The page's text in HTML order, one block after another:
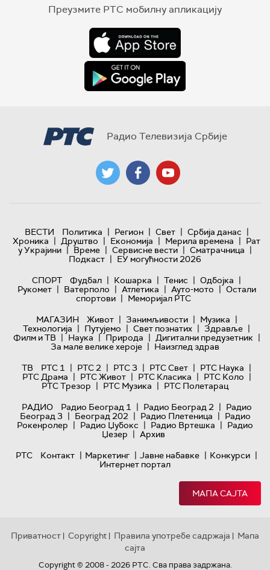
Преузмите РТС мобилну апликацију
Радио Телевизија Србије
ВЕСТИ Политика | Регион | Свет | Србија данас |
Хроника | Друштво | Економија | Мерила времена | Рат
у Украјини | Време | Сервисне вести | Сматрачница |
Подкаст | ЕУ могућности 2026
СПОРТ
Фудбал | Кошарка | Тенис | Одбојка |
Рукомет | Ватерполо | Атлетика | Ауто-мото | Остали
спортови | Меморијал РТС
МАГАЗИН
Живот | Занимљивости | Музика |
Технологијa | Путујемо | Свет познатих | Здравље |
Филм и ТВ | Наука | Природа | Дигитални предузетник |
За мале велике хероје | Наизглед здрав
ТВ
РТС 1 | РТС 2 | РТС 3 | РТС Свет | РТС Наука |
РТС Драма | РТС Живот | РТС Класика | РТС Коло |
РТС Трезор | РТС Музика | РТС Полетарац
РАДИО
Радио Београд 1 | Радио Београд 2 | Радио
Београд 3 | Београд 202 | Радио Плетеница | Радио
Рокенролер | Радио Џубокс | Радио Вртешка | Радио
Џезер | Архив
РТС
Контакт | Маркетинг | Јавне набавке | Конкурси |
Интернет портал
МАПА САЈТА
Приватност | Copyright | Правила употребе садржаја | Мапа
сајта
Copyright © 2008 - 2026 РТС. Сва права задржана.